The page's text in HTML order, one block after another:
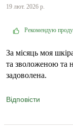
19 лют. 2026 р.
Рекомендую
За місяць моя
та зволоженою та
задоволена.
Відповісти